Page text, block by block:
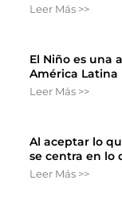
Leer Más >>
El Niño es una
América Latina
Leer Más >>
Al aceptar lo
se centra en lo
Leer Más >>